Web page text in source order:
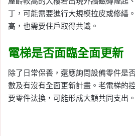
丁，可能需要進行大規模拉皮或修繕
高，也需要住戶取得共識。
電梯是否面臨全面更新
除了日常保養，還應詢問設備零件是
數及有沒有全面更新計畫。老電梯的
要零件汰換，可能形成大額共同支出。